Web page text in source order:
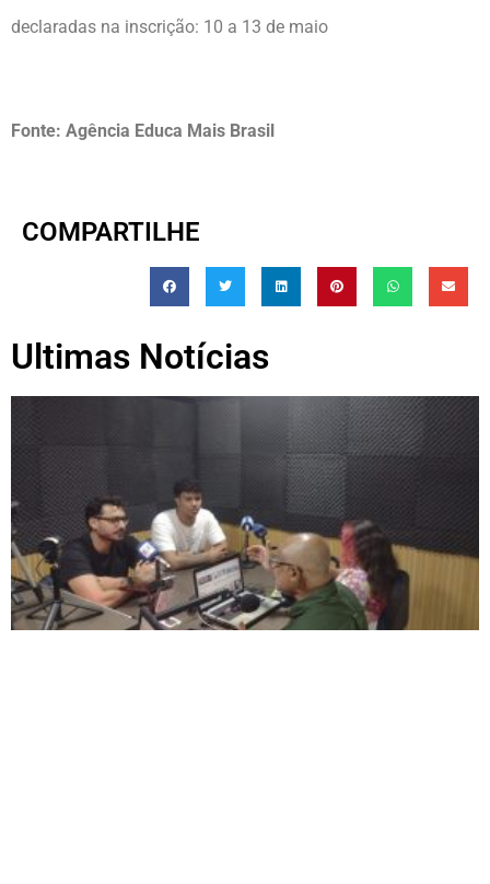
declaradas na inscrição: 10 a 13 de maio
Fonte: Agência Educa Mais Brasil
COMPARTILHE
Ultimas Notícias